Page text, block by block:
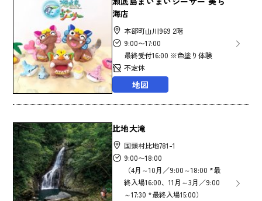
海店
本部町山川969 2階
9:00〜17:00
最終受付16:00 ※色塗り体験
不定休
地図
比地大滝
国頭村比地781-1
9:00〜18:00
（4月～10月／9:00～18:00 *最
終入場16:00、11月～3月／9:00
～17:30 *最終入場15:00）